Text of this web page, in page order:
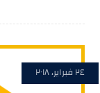
٢٤ فبراير، ٢٠١٨